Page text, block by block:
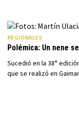
REGIONALES
Polémica: Un nene
Sucedió en la 38°
que se realizó en